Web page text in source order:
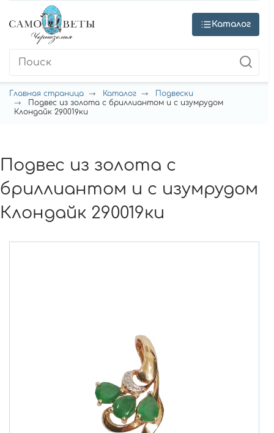
Каталог
Главная страница Каталог
Подвески
Подвес из золота с бриллиантом и с изумрудом
Клондайк 290019ки
Подвес из золота с
бриллиантом и с изумрудом
Клондайк 290019ки